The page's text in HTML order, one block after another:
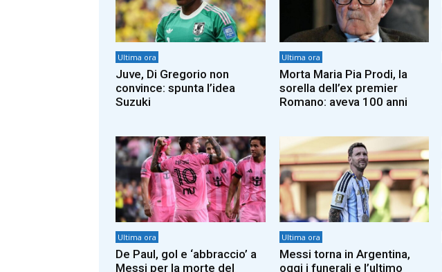
Ultima ora
Juve, Di Gregorio non
convince: spunta l’idea
Suzuki
Ultima ora
Morta Maria Pia Prodi, la
sorella dell’ex premier
Romano: aveva 100 anni
Ultima ora
De Paul, gol e ‘abbraccio’ a
Messi per la morte del
Ultima ora
Messi torna in Argentina,
oggi i funerali e l’ultimo